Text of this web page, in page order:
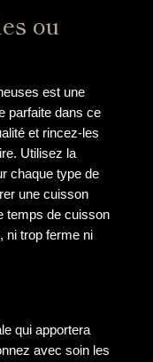
ou
est une
parfaite dans ce
et rincez-les
Utilisez la
chaque type de
une cuisson
temps de cuisson
ni trop ferme ni
qui apportera
avec soin les